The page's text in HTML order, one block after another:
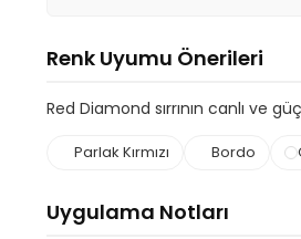
Renk Uyumu Önerileri
Red Diamond sırrının canlı ve
Parlak Kırmızı Bordo
Uygulama Notları